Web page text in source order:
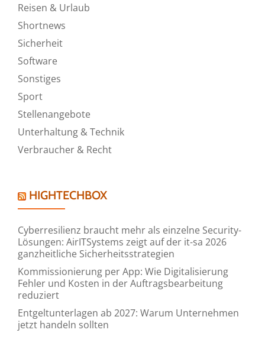
Reisen & Urlaub
Shortnews
Sicherheit
Software
Sonstiges
Sport
Stellenangebote
Unterhaltung & Technik
Verbraucher & Recht
HIGHTECHBOX
Cyberresilienz braucht mehr als einzelne Security-
Lösungen: AirITSystems zeigt auf der it-sa 2026
ganzheitliche Sicherheitsstrategien
Kommissionierung per App: Wie Digitalisierung
Fehler und Kosten in der Auftragsbearbeitung
reduziert
Entgeltunterlagen ab 2027: Warum Unternehmen
jetzt handeln sollten